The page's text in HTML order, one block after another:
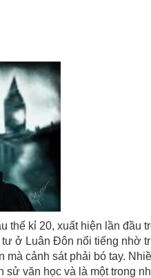
thế kỉ 20, xuất hiện lần đầu
ở Luân Đôn nổi tiếng nhờ
mà cảnh sát phải bó tay.
sử văn học và là một trong